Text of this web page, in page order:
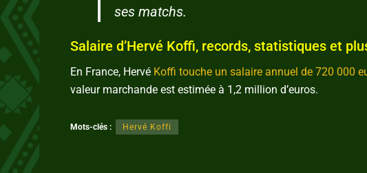
ses matchs.
Salaire d’Hervé Koffi, records, statistiques et
En France, Hervé Koffi touche un salaire annuel de 720 000
valeur marchande est estimée à 1,2 million d’euros.
Mots-clés : Hervé Koffi